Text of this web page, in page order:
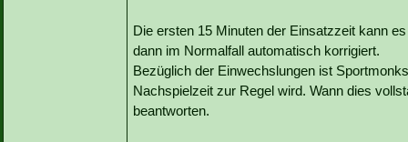
Die ersten 15 Minuten der Einsatzzeit kann
dann im Normalfall automatisch korrigiert.
Bezüglich der Einwechslungen ist
Nachspielzeit zur Regel wird. Wann dies
beantworten.